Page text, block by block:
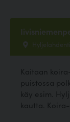
Kaitaan
puistossa
käy esim.
kautta.